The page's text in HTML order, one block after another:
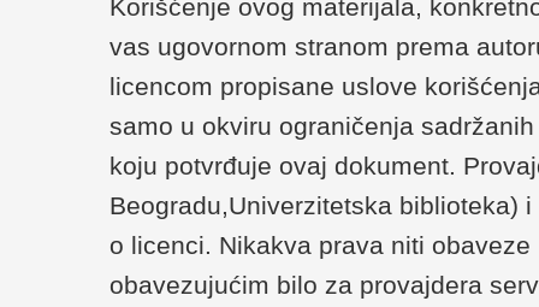
Korišćenje ovog materijala,
vas ugovornom stranom prema
licencom propisane uslove
samo u okviru ograničenja
koju potvrđuje ovaj dokument.
Beogradu,Univerzitetska biblioteka)
o licenci. Nikakva prava niti
obavezujućim bilo za provajdera